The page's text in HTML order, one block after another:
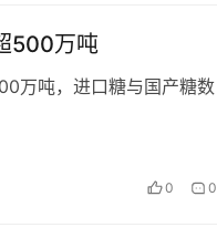
500万吨
万吨，进口糖与国产糖数
0 0